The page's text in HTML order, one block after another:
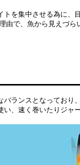
トを集中させる為に、
由で、魚から見えづら
バランスとなってお
い、速く巻いたりジャ